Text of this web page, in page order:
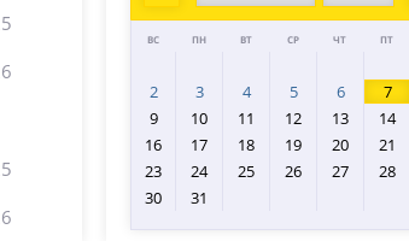
Prev
ВС ПН ВТ СР ЧТ ПТ
2
3 4 5 6 7
9
10 11 12 13 14
16
17 18 19 20 21
23
24 25 26 27 28
30
31